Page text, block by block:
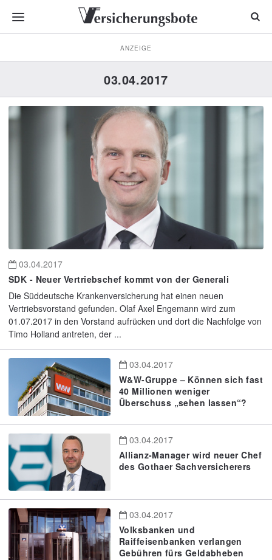
ANZEIGE
03.04.2017
03.04.2017
SDK - Neuer Vertriebschef kommt von der Generali
Die Süddeutsche Krankenversicherung hat einen neuen
Vertriebsvorstand gefunden. Olaf Axel Engemann wird zum
01.07.2017 in den Vorstand aufrücken und dort die Nachfolge von
Timo Holland antreten, der ...
03.04.2017
W&W-Gruppe – Können sich fast
40 Millionen weniger
Überschuss „sehen lassen“?
03.04.2017
Allianz-Manager wird neuer Chef
des Gothaer Sachversicherers
03.04.2017
Volksbanken und
Raiffeisenbanken verlangen
Gebühren fürs Geldabheben